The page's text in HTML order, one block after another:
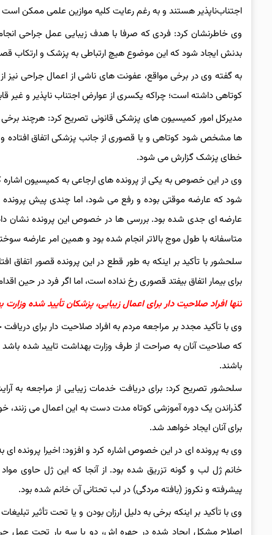
اجتناب‌ناپذیر هستند و به رغم رعایت کلیه موازین علمی ممکن
وی خاطرنشان کرد: فردی که صرفا با هدف زیبایی عمل جراحی
بدنش ایجاد شود که این موضوع هیچ ارتباطی به پزشک و ارتکاب
به گفته وی در برخی مواقع، عفونت های ناشی از اعمال جراحی
کوتاهی داشته است؛ چراکه یکسری از عوارض اجتناب ناپذیر و
مدیرکل امور کمیسیون های پزشکی قانونی تصریح کرد: هرچند
ها مشخص شود کوتاهی و یا قصوری از جانب پزشکی اتفاق افتاده
خطای پزشک گزارش می شود.
وی در این خصوص به یکی از پرونده های ارجاعی به کمیسیون اشاره
شود که عارضه موقتی بوده و رفع می شود، اما چندی پیش
عارضه ای جدی شده بود. بررسی ها در خصوص این پرونده نشان داد
متاسفانه با طول موج بالاتر انجام شده بود و همین امر عارضه
سلحشور با تأکید بر اینکه به طور قطع در این پرونده قصور اتفاق
برای بیمار اتفاق بیفتد قصوری رخ نداده است، اما اگر فرد در حین
تنها افراد صلاحیت دار برای اعمال زیبایی، پزشکان تأیید شده
وی با تأکید مجدد بر مراجعه مردم به افراد صلاحیت دار برای
که صلاحیت آنان به صراحت از طرف وزارت بهداشت تایید شده باشد
باشند.
سلحشور تصریح کرد: برای دریافت خدمات زیبایی از مراجعه به
گذراندن یک دوره آموزشی کوتاه مدت دست به این اعمال می زنند،
برای آنان ایجاد خواهد شد.
وی به پرونده ای در این خصوص اشاره کرد و افزود: اخیرا پرونده
خانم ژل لب و گونه تزریق شده بود. از آنجا که این ژل حاوی
پیشرفته و نکروز (بافته مردگی) در لب تحتانی آن خانم شده بود.
وی با تأکید بر اینکه برخی به دلیل ارزان بودن و یا تحت تأثیر